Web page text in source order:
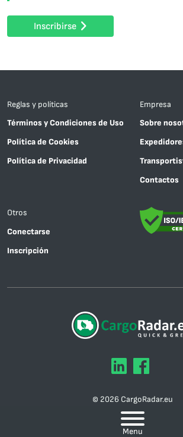
Menu
Inscribirse
Reglas y políticas
Términos y Condiciones de Uso
Política de Cookies
Política de Privacidad
Empresa
Sobre
Contactos
Otros
Conectarse
Inscripción
© 2026 CargoRadar.eu
Mapa del sitio